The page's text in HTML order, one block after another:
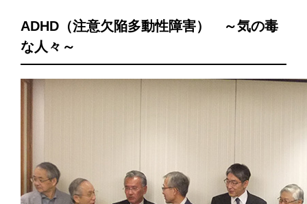
ADHD（注意欠陥多動性障害） ～気の毒
な人々～